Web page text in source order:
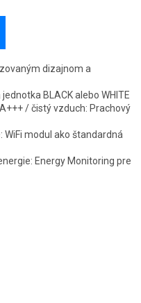
dizajnom a
BLACK alebo WHITE
/ čistý vzduch: Prachový
WiFi modul ako štandardná
Energy Monitoring pre